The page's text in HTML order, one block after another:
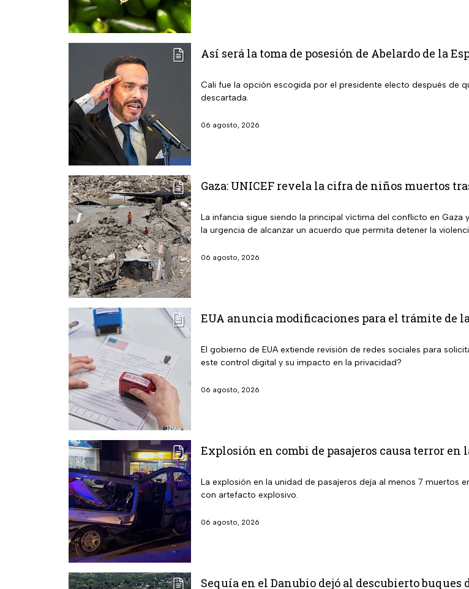
Así será la toma de posesión de Abelardo de la
Cali fue la opción escogida por el presidente electo después de
descartada.
06 agosto, 2026
Gaza: UNICEF revela la cifra de niños muertos
La infancia sigue siendo la principal víctima del conflicto en
la urgencia de alcanzar un acuerdo que permita detener la
06 agosto, 2026
EUA anuncia modificaciones para el trámite de
El gobierno de EUA extiende revisión de redes sociales para
este control digital y su impacto en la privacidad?
06 agosto, 2026
Explosión en combi de pasajeros causa terror en
La explosión en la unidad de pasajeros deja al menos 7 muertos
con artefacto explosivo.
06 agosto, 2026
Sequía en el Danubio dejó al descubierto buques